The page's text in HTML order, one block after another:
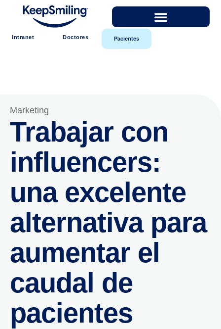
Intranet Doctores Pacientes
Marketing
Trabajar con
influencers:
una excelente
alternativa para
aumentar el
caudal de
pacientes